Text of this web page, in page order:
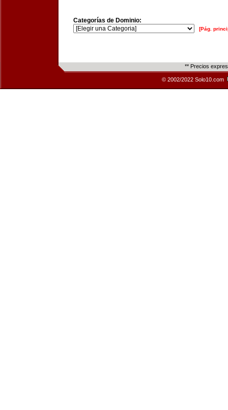
Categorías de Dominio:
[Pág.
** Precios
© 2002/2022 Solo10.com